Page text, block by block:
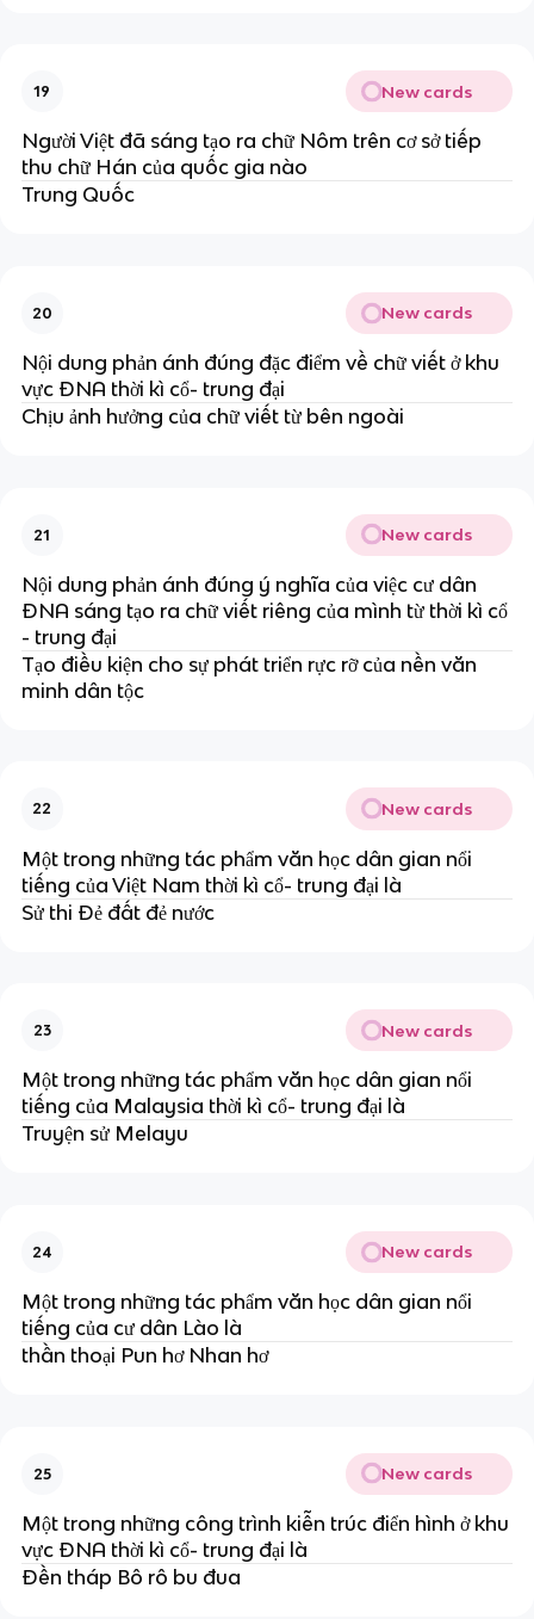
19 New cards
Người Việt đã sáng tạo ra chữ Nôm trên cơ sở tiếp
thu chữ Hán của quốc gia nào
Trung Quốc
20 New cards
Nội dung phản ánh đúng đặc điểm về chữ viết ở khu
vực ĐNA thời kì cổ- trung đại
Chịu ảnh hưởng của chữ viết từ bên ngoài
21 New cards
Nội dung phản ánh đúng ý nghĩa của việc cư dân
ĐNA sáng tạo ra chữ viết riêng của mình từ thời kì cổ
- trung đại
Tạo điều kiện cho sự phát triển rực rỡ của nền văn
minh dân tộc
22 New cards
Một trong những tác phẩm văn học dân gian nổi
tiếng của Việt Nam thời kì cổ- trung đại là
Sử thi Đẻ đất đẻ nước
23 New cards
Một trong những tác phẩm văn học dân gian nổi
tiếng của Malaysia thời kì cổ- trung đại là
Truyện sử Melayu
24 New cards
Một trong những tác phẩm văn học dân gian nổi
tiếng của cư dân Lào là
thần thoại Pun hơ Nhan hơ
25 New cards
Một trong những công trình kiễn trúc điển hình ở khu
vực ĐNA thời kì cổ- trung đại là
Đền tháp Bô rô bu đua